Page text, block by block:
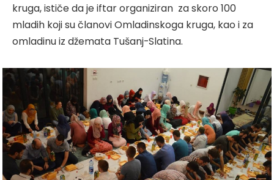
kruga, ističe da je iftar organiziran za skoro 100
mladih koji su članovi Omladinskoga kruga, kao i za
omladinu iz džemata Tušanj-Slatina.